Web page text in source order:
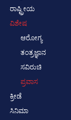
ರಾಷ್ಟ್ರೀಯ
ವಿಶೇಷ
ಆರೋಗ್ಯ
ತಂತ್ರಜ್ಞಾನ
ಸವಿರುಚಿ
ಪ್ರವಾಸ
ಕ್ರೀಡೆ
ಸಿನಿಮಾ